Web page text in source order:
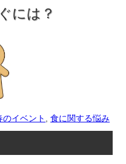
には？
のイベント ,食に関する悩み